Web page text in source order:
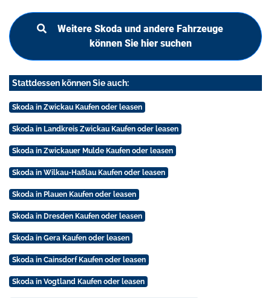
Weitere Skoda und andere Fahrzeuge
können Sie hier suchen
Stattdessen können Sie auch:
Skoda in Zwickau Kaufen oder leasen
Skoda in Landkreis Zwickau Kaufen oder leasen
Skoda in Zwickauer Mulde Kaufen oder leasen
Skoda in Wilkau-Haßlau Kaufen oder leasen
Skoda in Plauen Kaufen oder leasen
Skoda in Dresden Kaufen oder leasen
Skoda in Gera Kaufen oder leasen
Skoda in Cainsdorf Kaufen oder leasen
Skoda in Vogtland Kaufen oder leasen